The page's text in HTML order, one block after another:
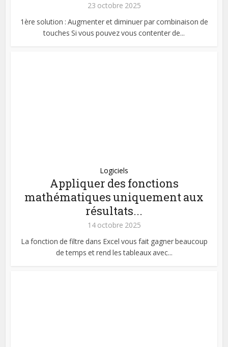
23 octobre 2025
1ère solution : Augmenter et diminuer par combinaison de
touches Si vous pouvez vous contenter de...
Logiciels
Appliquer des fonctions
mathématiques uniquement aux
résultats...
14 octobre 2025
La fonction de filtre dans Excel vous fait gagner beaucoup
de temps et rend les tableaux avec...